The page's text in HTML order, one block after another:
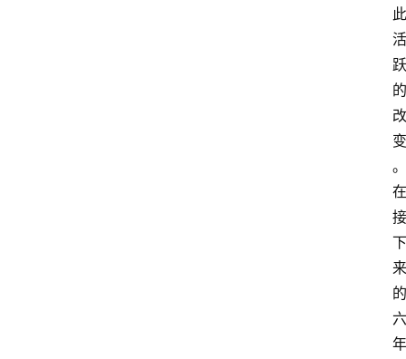
此
活
跃
的
改
变
。
在
接
下
来
的
六
年